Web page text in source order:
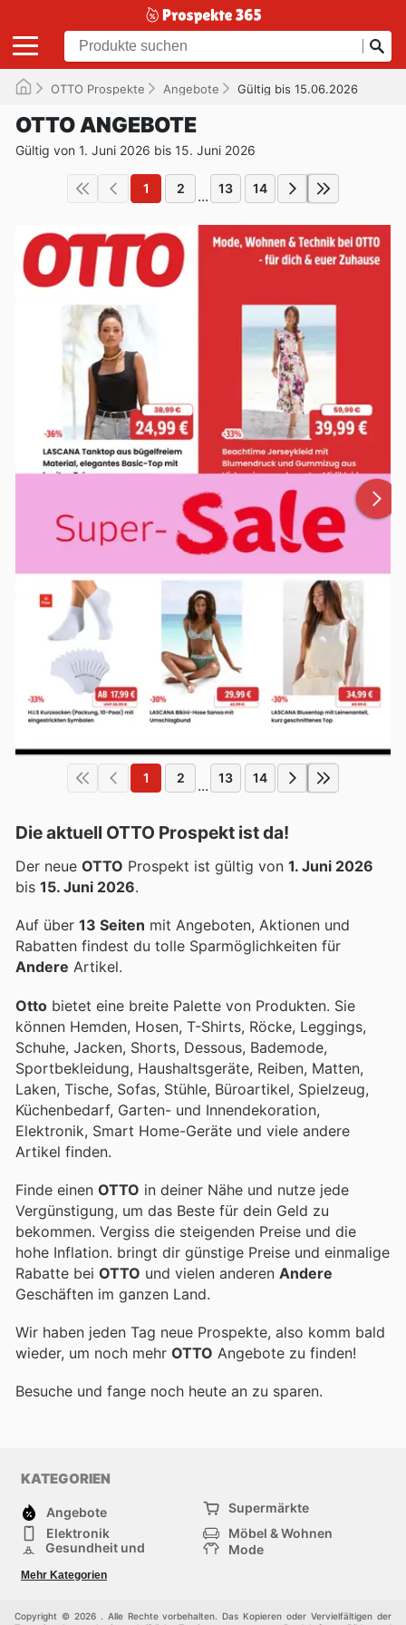
OTTO Prospekte Angebote Gültig bis 15.06.2026
OTTO ANGEBOTE
Gültig von 1. Juni 2026 bis 15. Juni 2026
1 2 ... 13 14
1 2 ... 13 14
Die aktuell OTTO Prospekt ist da!
Der neue OTTO Prospekt ist gültig von 1. Juni 2026
bis 15. Juni 2026.
Auf über 13 Seiten mit Angeboten, Aktionen und
Rabatten findest du tolle Sparmöglichkeiten für
Andere Artikel.
Otto bietet eine breite Palette von Produkten. Sie
können Hemden, Hosen, T-Shirts, Röcke, Leggings,
Schuhe, Jacken, Shorts, Dessous, Bademode,
Sportbekleidung, Haushaltsgeräte, Reiben, Matten,
Laken, Tische, Sofas, Stühle, Büroartikel, Spielzeug,
Küchenbedarf, Garten- und Innendekoration,
Elektronik, Smart Home-Geräte und viele andere
Artikel finden.
Finde einen OTTO in deiner Nähe und nutze jede
Vergünstigung, um das Beste für dein Geld zu
bekommen. Vergiss die steigenden Preise und die
hohe Inflation. bringt dir günstige Preise und einmalige
Rabatte bei OTTO und vielen anderen Andere
Geschäften im ganzen Land.
Wir haben jeden Tag neue Prospekte, also komm bald
wieder, um noch mehr OTTO Angebote zu finden!
Besuche und fange noch heute an zu sparen.
KATEGORIEN
Angebote
Supermärkte
Elektronik
Möbel & Wohnen
Gesundheit und
Mode
Sportartikel und
Sportbekleidung
Einkaufzentren
Andere
Mehr Kategorien
Copyright © 2026 . Alle Rechte vorbehalten. Das Kopieren oder Vervielfältigen der